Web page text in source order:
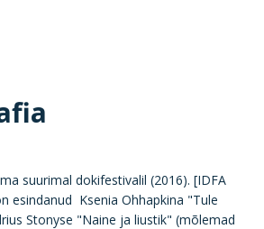
suurimal dokifestivalil (2016). [IDFA
esindanud Ksenia Ohhapkina "Tule
Stonyse "Naine ja liustik" (mõlemad